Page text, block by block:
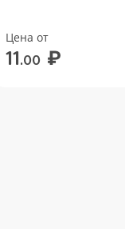
Цена от
11.00 ₽